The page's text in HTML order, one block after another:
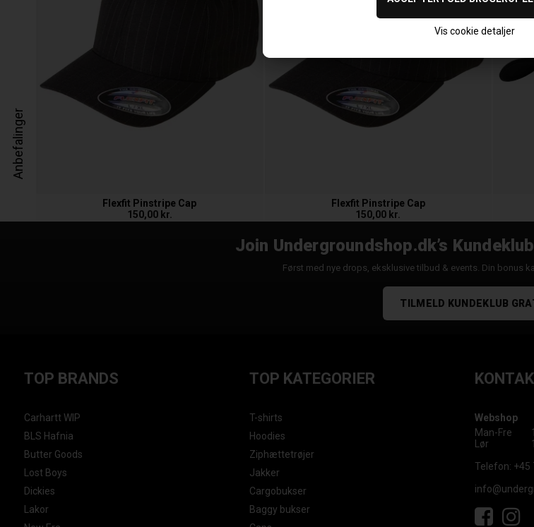
Vis cookie detaljer
Anbefalinger
Flexfit Pinstripe Cap
150,00 kr.
Flexfit Pinstripe Cap
150,00 kr.
Join Undergroundshop.dk’s
Først med nye drops, eksklusive tilbud & events. Din bonus
TILMELD KUNDEKLUB
TOP BRANDS
Carhartt WIP
BLS Hafnia
Butter Goods
Lost Boys
Dickies
Lakor
TOP KATEGORIER
T-shirts
Hoodies
Ziphættetrøjer
Jakker
Cargobukser
Baggy bukser
Webshop
Man-Fre
Lør
Telefon: +45
Facebook